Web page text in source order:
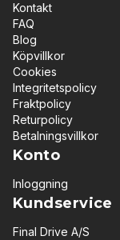
Kontakt
FAQ
Blog
Köpvillkor
Cookies
Integritetspolicy
Fraktpolicy
Returpolicy
Betalningsvillkor
Konto
Inloggning
Kundservice
Final Drive A/S